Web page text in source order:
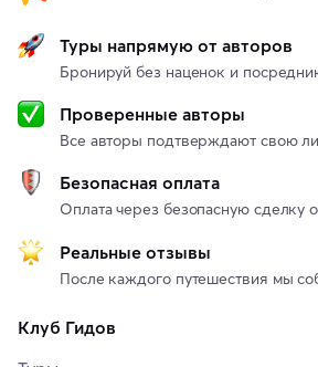
Туры напрямую от авторов
Бронируй без наценок и
Проверенные авторы
Все авторы подтверждают свою
Безопасная оплата
Оплата через безопасную сделку
Реальные отзывы
После каждого путешествия мы
Клуб Гидов